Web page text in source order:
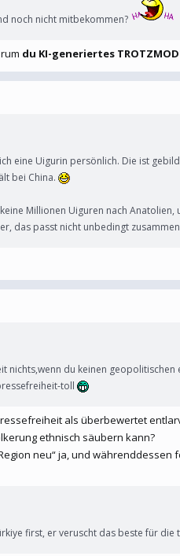
noch nicht mitbekommen?
du KI-generiertes
eine Uigurin persönlich. Die ist
bei China.
Millionen Uiguren nach
das passt nicht unbedingt
nichts,wenn du keinen
toll
als überbewertet
ethnisch säubern kann?
neu“ ja, und währenddessen
first, er veruscht das beste für